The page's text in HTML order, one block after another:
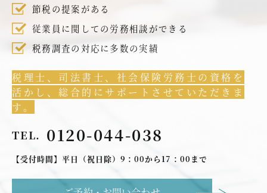
節税の提案がある
従業員に関しての労務相談ができる
税務調査の対応に多数の実績
税理士、司法書士、社会保険労務士の資格を
活かし、総合的にサポートさせていただきま
す。
TEL. 0120-044-038
【受付時間】平日（祝日除）9：00から17：00まで